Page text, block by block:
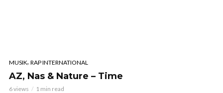
MUSIK, RAP INTERNATIONAL
AZ, Nas & Nature – Time
6 views 1 min read